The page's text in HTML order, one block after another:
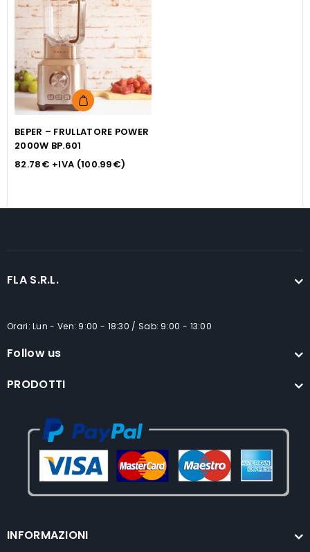
BEPER – FRULLATORE POWER
2000W BP.601
82.78€ +IVA (100.99€)
FLA S.R.L.
Orari: Lun - Ven: 9:00 - 18:30 / Sab: 9:00 - 13:00
Follow us
PRODOTTI
INFORMAZIONI